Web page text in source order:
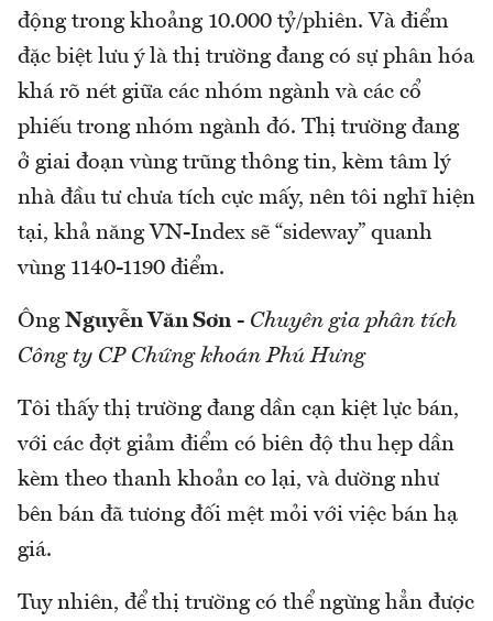
động trong khoảng 10.000 tỷ/phiên. Và điểm
đặc biệt lưu ý là thị trường đang có sự phân hóa
khá rõ nét giữa các nhóm ngành và các cổ
phiếu trong nhóm ngành đó. Thị trường đang
ở giai đoạn vùng trũng thông tin, kèm tâm lý
nhà đầu tư chưa tích cực mấy, nên tôi nghĩ hiện
tại, khả năng VN-Index sẽ “sideway” quanh
vùng 1140-1190 điểm.
Ông Nguyễn Văn Sơn- Chuyên gia phân tích
Công ty CP Chứng khoán Phú Hưng
Tôi thấy thị trường đang dần cạn kiệt lực bán,
với các đợt giảm điểm có biên độ thu hẹp dần
kèm theo thanh khoản co lại, và dường như
bên bán đã tương đối mệt mỏi với việc bán hạ
giá.
Tuy nhiên, để thị trường có thể ngừng hẳn được